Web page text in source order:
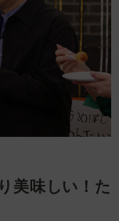
美味しい！た